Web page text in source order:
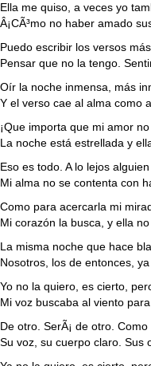
Ella me quiso, a veces yo
Â¡CÃ³mo no haber amado
Puedo escribir los versos
Pensar que no la tengo.
Oír la noche inmensa, más
Y el verso cae al alma como
¡Que importa que mi amor
La noche está estrellada y
Eso es todo. A lo lejos
Mi alma no se contenta con
Como para acercarla mi
Mi corazón la busca, y ella
La misma noche que hace
Nosotros, los de entonces,
Yo no la quiero, es cierto,
Mi voz buscaba al viento
De otro. SerÃ¡ de otro.
Su voz, su cuerpo claro. Sus